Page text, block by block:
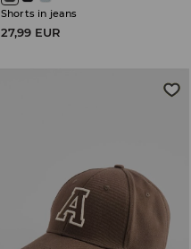
Shorts in jeans
27,99 EUR